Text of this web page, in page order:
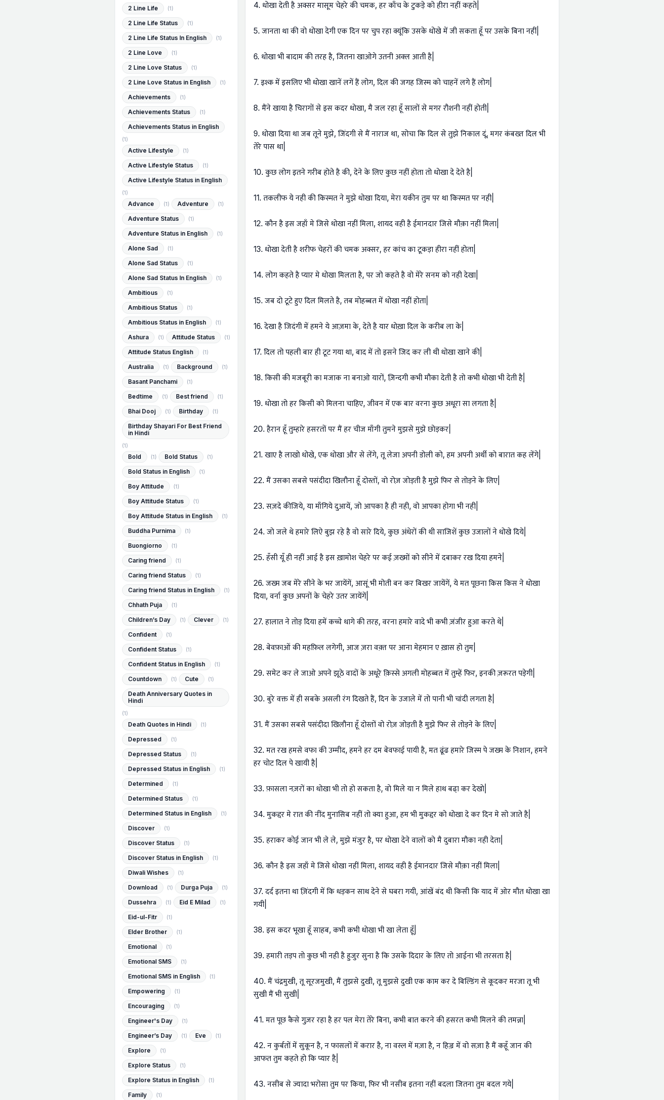
4. धोखा देती है अक्सर मासूम चेहरे की चमक, हर काँच के टुकड़े को हीरा नहीं कहते|
5. जानता था की वो धोखा देगी एक दिन पर चुप रहा क्यूंकि उसके धोखे में जी सकता हूँ पर उसके बिना नहीं|
6. धोखा भी बादाम की तरह है, जितना खाओगे उतनी अक्ल आती है|
7. इश्क में इसलिए भी धोखा खानें लगें हैं लोग, दिल की जगह जिस्म को चाहनें लगे हैं लोग|
8. मैंने खाया है चिरागों से इस कदर धोखा, मै जल रहा हूँ सालों से मगर रौशनी नहीं होती|
9. धोखा दिया था जब तूने मुझे, जिंदगी से मैं नाराज था, सोचा कि दिल से तुझे निकाल दूं, मगर कंबख्त दिल भी
तेरे पास था|
10. कुछ लोग इतने गरीब होते है की, देने के लिए कुछ नहीं होता तो धोखा दे देते है|
11. तकलीफ ये नही की किस्मत ने मुझे धोखा दिया, मेरा यकीन तुम पर था किस्मत पर नही|
12. कौन है इस जहाँ मे जिसे धोखा नहीं मिला, शायद वही है ईमानदार जिसे मौक़ा नहीं मिला|
13. धोखा देती है शरीफ चेहरों की चमक अक्सर, हर कांच का टूकड़ा हीरा नहीं होता|
14. लोग कहते है प्यार मे धोखा मिलता है, पर जो कहते है वो मेरे सनम को नही देखा|
15. जब दो टूटे हुए दिल मिलते है, तब मोहब्बत में धोखा नहीं होता|
16. देखा है जिदंगी में हमने ये आज़मा के, देते है यार धोख़ा दिल के करीब ला के|
17. दिल तो पहली बार ही टूट गया था, बाद में तो इसने जिद कर ली थी धोखा खाने की|
18. किसी की मजबूरी का मजाक ना बनाओ यारों, ज़िन्दगी कभी मौका देती है तो कभी धोखा भी देती है|
19. धोखा तो हर किसी को मिलना चाहिए, जीवन में एक बार वरना कुछ अधूरा सा लगता है|
20. हैरान हूँ तुम्हारे हसरतों पर मैं हर चीज माँगी तुमने मुझसे मुझे छोड़कर|
21. खाए है लाखो धोखे, एक धोखा और से लेंगे, तू लेजा अपनी डोली को, हम अपनी अर्थी को बारात कह लेंगे|
22. मैं उसका सबसे पसंदीदा खिलौना हूँ दोस्तों, वो रोज़ जोड़ती है मुझे फिर से तोड़ने के लिए|
23. सज़दे कीजिये, या माँगिये दुआयें, जो आपका है ही नही, वो आपका होगा भी नही|
24. जो जले थे हमारे लिऐ बुझ रहे है वो सारे दिये, कुछ अंधेरों की थी साजिशें कुछ उजालों ने धोखे दिये|
25. हँसी यूँ ही नहीं आई है इस ख़ामोश चेहरे पर कई ज़ख्मों को सीने में दबाकर रख दिया हमने|
26. जख्म जब मेरे सीने के भर जायेंगें, आसूं भी मोती बन कर बिखर जायेंगें, ये मत पूछना किस किस ने धोखा
दिया, वर्ना कुछ अपनों के चेहरे उतर जायेंगें|
27. हालात ने तोड़ दिया हमें कच्चे धागे की तरह, वरना हमारे वादे भी कभी ज़ंजीर हुआ करते थे|
28. बेवफ़ाओं की महफ़िल लगेगी, आज ज़रा वक़्त पर आना मेहमान ए ख़ास हो तुम|
29. समेट कर ले जाओ अपने झूठे वादों के अधूरे क़िस्से अगली मोहब्बत में तुम्हें फिर, इनकी ज़रूरत पड़ेगी|
30. बुरे वक्त में ही सबके असली रंग दिखते हैं, दिन के उजाले में तो पानी भी चांदी लगता है|
31. मैं उसका सबसे पसंदीदा खिलौना हूँ दोस्तों वो रोज़ जोड़ती है मुझे फिर से तोड़ने के लिए|
32. मत रख हमसे वफा की उम्मीद, हमने हर दम बेवफाई पायी है, मत ढूंढ हमारे जिस्म पे जख्म के निशान, हमने
हर चोट दिल पे खायी है|
33. फ़ासला नज़रों का धोखा भी तो हो सकता है, वो मिले या न मिले हाथ बढा़ कर देखो|
34. मुकद्दर मे रात की नींद मुनासिब नहीं तो क्या हुआ, हम भी मुकद्दर को धोखा दे कर दिन मे सो जाते है|
35. हराकर कोई जान भी ले ले, मुझे मंजुर है, पर धोखा देने वालों को मै दुबारा मौका नही देता|
36. कौन है इस जहाँ मे जिसे धोखा नहीं मिला, शायद वही है ईमानदार जिसे मौक़ा नहीं मिला|
37. दर्द इतना था ज़िंदगी में कि धड़कन साथ देने से घबरा गयी, आंखें बंद थी किसी कि याद में ओर मौत धोखा खा
गयी|
38. इस कदर भूखा हूँ साहब, कभी कभी धोखा भी खा लेता हूँ|
39. हमारी तड़प तो कुछ भी नही है हुजुर सुना है कि उसके दिदार के लिए तो आईना भी तरसता है|
40. मैं चंद्रमुखी, तू सूरजमुखी, मैं तुझसे दुखी, तू मुझसे दुखी एक काम कर दे बिल्डिंग से कूदकर मरजा तू भी
सुखी मैं भी सुखी|
41. मत पूछ कैसे गुज़र रहा है हर पल मेरा तेरे बिना, कभी बात करने की हसरत कभी मिलने की तमन्ना|
42. न कुर्बतों में सुकून है, न फासलों में करार है, ना वस्ल में मज़ा है, न हिज़्र में वो सज़ा है मैं कहूँ जान की
आफत तुम कहते हो कि प्यार है|
43. नसीब से ज्यादा भरोसा तुम पर किया, फिर भी नसीब इतना नहीं बदला जितना तुम बदल गये|
2 Line Life (1)
2 Line Life Status (1)
2 Line Life Status In English (1)
2 Line Love (1)
2 Line Love Status (1)
2 Line Love Status in English (1)
Achievements (1)
Achievements Status (1)
Achievements Status in English
(1)
Active Lifestyle (1)
Active Lifestyle Status (1)
Active Lifestyle Status in English
(1)
Advance (1) Adventure (1)
Adventure Status (1)
Adventure Status in English (1)
Alone Sad (1)
Alone Sad Status (1)
Alone Sad Status In English (1)
Ambitious (1)
Ambitious Status (1)
Ambitious Status in English (1)
Ashura (1) Attitude Status (1)
Attitude Status English (1)
Australia (1) Background (1)
Basant Panchami (1)
Bedtime (1) Best friend (1)
Bhai Dooj (1) Birthday (1)
Birthday Shayari For Best Friend
in Hindi
(1)
Bold (1) Bold Status (1)
Bold Status in English (1)
Boy Attitude (1)
Boy Attitude Status (1)
Boy Attitude Status in English (1)
Buddha Purnima (1)
Buongiorno (1)
Caring friend (1)
Caring friend Status (1)
Caring friend Status in English (1)
Chhath Puja (1)
Children’s Day (1) Clever (1)
Confident (1)
Confident Status (1)
Confident Status in English (1)
Countdown (1) Cute (1)
Death Anniversary Quotes in
Hindi
(1)
Death Quotes in Hindi (1)
Depressed (1)
Depressed Status (1)
Depressed Status in English (1)
Determined (1)
Determined Status (1)
Determined Status in English (1)
Discover (1)
Discover Status (1)
Discover Status in English (1)
Diwali Wishes (1)
Download (1) Durga Puja (1)
Dussehra (1) Eid E Milad (1)
Eid-ul-Fitr (1)
Elder Brother (1)
Emotional (1)
Emotional SMS (1)
Emotional SMS in English (1)
Empowering (1)
Encouraging (1)
Engineer's Day (1)
Engineer’s Day (1) Eve (1)
Explore (1)
Explore Status (1)
Explore Status in English (1)
Family (1)